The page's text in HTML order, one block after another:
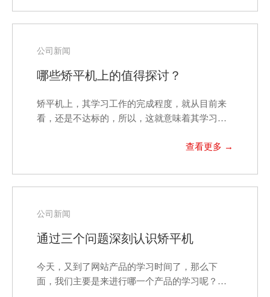
公司新闻
哪些矫平机上的值得探讨？
矫平机上，其学习工作的完成程度，就从目前来
看，还是不达标的，所以，这就意味着其学习工
公司新闻
通过三个问题深刻认识矫平机
今天，又到了网站产品的学习时间了，那么下
面，我们主要是来进行哪一个产品的学习呢？